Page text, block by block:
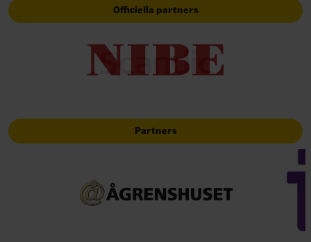
Officiella partners
Partners